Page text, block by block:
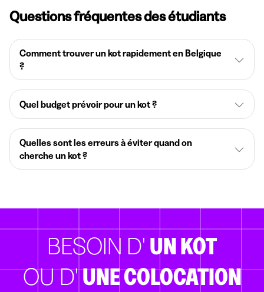
Questions fréquentes des étudiants
Comment trouver un kot rapidement en Belgique
?
Quel budget prévoir pour un kot ?
Quelles sont les erreurs à éviter quand on
cherche un kot ?
BESOIN D' UN KOT
OU D'UNE COLOCATION